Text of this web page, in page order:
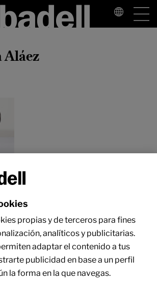
Aláez
propias y de terceros para fines
analíticos y publicitarias.
adaptar el contenido a tus
publicidad en base a un perfil
la forma en la que navegas.